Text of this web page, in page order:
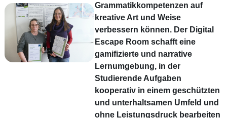
Grammatikkompetenzen auf
kreative Art und Weise
verbessern können. Der Digital
Escape Room schafft eine
gamifizierte und narrative
Lernumgebung, in der
Studierende Aufgaben
kooperativ in einem geschützten
und unterhaltsamen Umfeld und
ohne Leistungsdruck bearbeiten